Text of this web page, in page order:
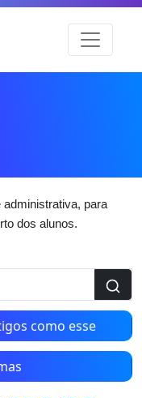
para
dos alunos.
como esse